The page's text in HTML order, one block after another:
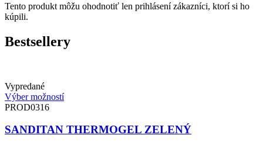
Tento produkt môžu ohodnotiť len prihlásení zákazníci, ktorí si ho
kúpili.
Bestsellery
Vypredané
Výber možností
PROD0316
SANDITAN THERMOGEL ZELENÝ